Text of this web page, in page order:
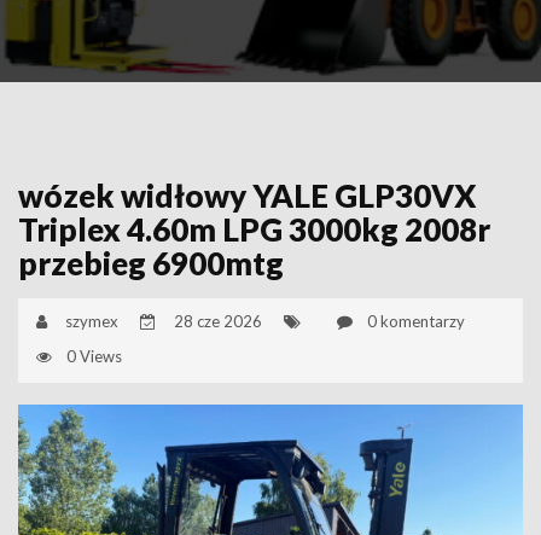
wózek widłowy YALE GLP30VX
Triplex 4.60m LPG 3000kg 2008r
przebieg 6900mtg
szymex 28 cze 2026
0 komentarzy
0 Views